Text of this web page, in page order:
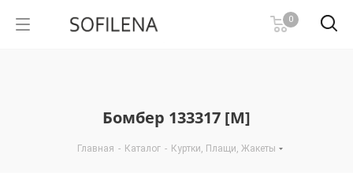
0
Бомбер 133317 [М]
Главная - Каталог - Куртки, Плащи, Жакеты